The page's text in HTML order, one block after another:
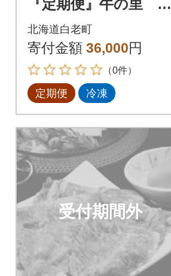
『定期便』牛の里 高
級黒毛和牛「白老牛」
の贅沢詰め合わせセ
ットB全3回
北海道白老町
寄付金額 36,000円
（0件）
定期便 冷凍
受付期間外